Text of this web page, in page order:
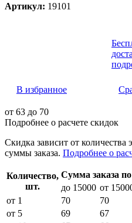
Артикул: 19101
В избранное
от 63 до 70
Подробнее о расчете скидок
Скидка зависит от
суммы заказа. Подробнее о
Количество,
шт.
Сумма заказа
до 15000 от
от 1
70 70
от 5
69 67